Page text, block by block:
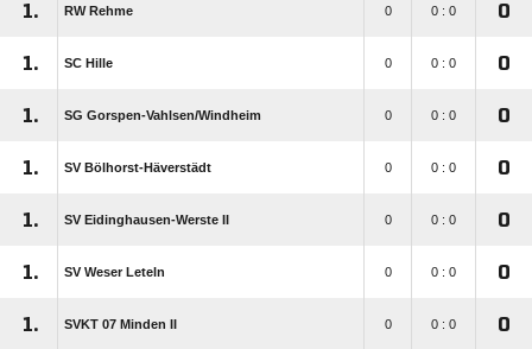
1. RW Rehme 0 0 : 0 0
1. SC Hille 0 0 : 0 0
1. SG Gorspen-Vahlsen/​Windheim 0 0 : 0 0
1. SV Bölhorst-Häverstädt 0 0 : 0 0
1. SV Eidinghausen-Werste II 0 0 : 0 0
1. SV Weser Leteln 0 0 : 0 0
1. SVKT 07 Minden II 0 0 : 0 0